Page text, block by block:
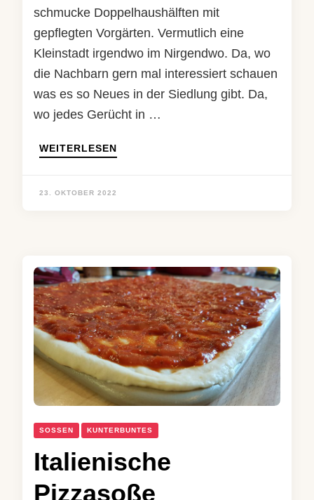
schmucke Doppelhaushälften mit
gepflegten Vorgärten. Vermutlich eine
Kleinstadt irgendwo im Nirgendwo. Da, wo
die Nachbarn gern mal interessiert schauen
was es so Neues in der Siedlung gibt. Da,
wo jedes Gerücht in …
WEITERLESEN
23. OKTOBER 2022
SOSSEN KUNTERBUNTES
Italienische
Pizzasoße